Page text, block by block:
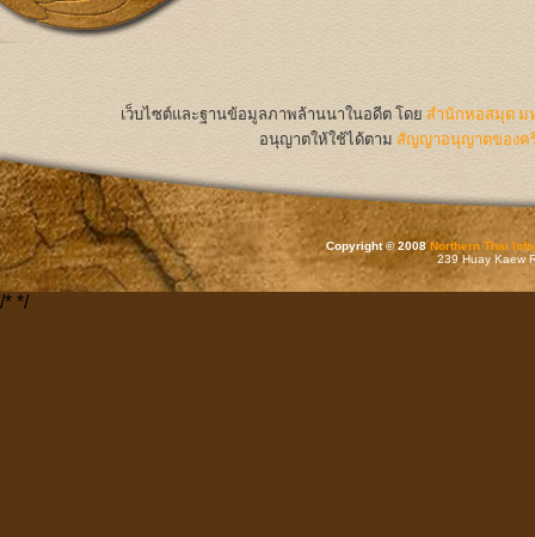
เว็บไซต์และฐานข้อมูลภาพล้านนาในอดีต โดย สำนักหอสมุด ม
อนุญาตให้ใช้ได้ตาม สัญญาอนุญาตของค
Copyright © 2008Northern Thai
239 Huay Kaew
/* */